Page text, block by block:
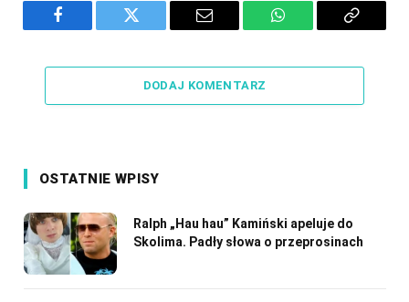
Facebook Twitter Email WhatsAppCopy
DODAJ KOMENTARZ
OSTATNIE WPISY
Ralph „Hau hau” Kamiński apeluje do
Skolima. Padły słowa o przeprosinach